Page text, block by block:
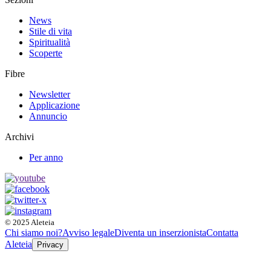
News
Stile di vita
Spiritualità
Scoperte
Fibre
Newsletter
Applicazione
Annuncio
Archivi
Per anno
© 2025 Aleteia
Chi siamo noi?Avviso legaleDiventa un inserzionistaContatta
Aleteia
Privacy